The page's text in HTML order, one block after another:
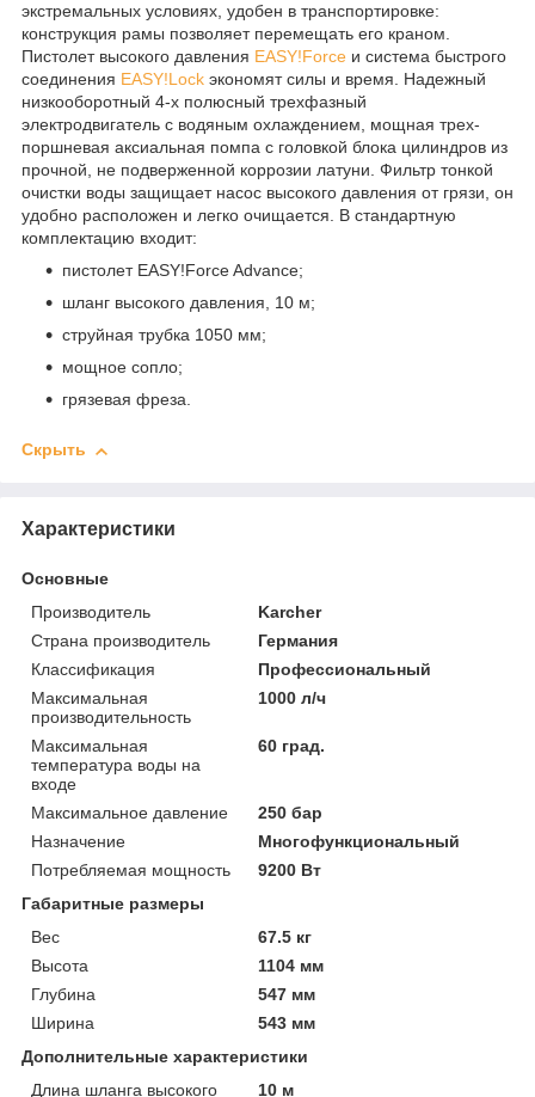
экстремальных условиях, удобен в транспортировке:
конструкция рамы позволяет перемещать его краном.
Пистолет высокого давления EASY!Force и система быстрого
соединения EASY!Lock экономят силы и время. Надежный
низкооборотный 4-х полюсный трехфазный
электродвигатель с водяным охлаждением, мощная трех-
поршневая аксиальная помпа с головкой блока цилиндров из
прочной, не подверженной коррозии латуни. Фильтр тонкой
очистки воды защищает насос высокого давления от грязи, он
удобно расположен и легко очищается. В стандартную
комплектацию входит:
пистолет EASY!Force Advance;
шланг высокого давления, 10 м;
струйная трубка 1050 мм;
мощное сопло;
грязевая фреза.
Скрыть
Характеристики
Основные
Производитель
Karcher
Страна производитель
Германия
Классификация
Профессиональный
Максимальная
производительность
1000 л/ч
Максимальная
температура воды на
входе
60 град.
Максимальное давление
250 бар
Назначение
Многофункциональный
Потребляемая мощность
9200 Вт
Габаритные размеры
Вес
67.5 кг
Высота
1104 мм
Глубина
547 мм
Ширина
543 мм
Дополнительные характеристики
Длина шланга высокого
10 м